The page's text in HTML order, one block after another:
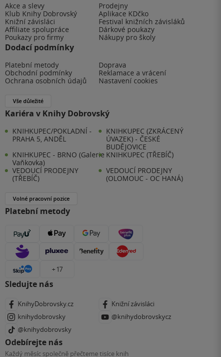
Akce a slevy
Prodejny
Klub Knihy Dobrovský
Aplikace KDčko
Knižní závisláci
Festival knižních závisláků
Affiliate spolupráce
Dárkové poukazy
Poukazy pro firmy
Nákupy pro školy
Dodací podmínky
Platební metody
Doprava
Obchodní podmínky
Reklamace a vrácení
Ochrana osobních údajů
Nastavení cookies
Vše důležité
Kariéra v Knihy Dobrovský
KNIHKUPEC/POKLADNÍ -
PRAHA 5, ANDĚL
KNIHKUPEC (ZKRÁCENÝ
ÚVAZEK) - ČESKÉ
BUDĚJOVICE
KNIHKUPEC - BRNO (Galerie
Vaňkovka)
KNIHKUPEC (TŘEBÍČ)
VEDOUCÍ PRODEJNY
(TŘEBÍČ)
VEDOUCÍ PRODEJNY
(OLOMOUC - OC HANÁ)
Volné pracovní pozice
Platební metody
+ 17
Sledujte nás
KnihyDobrovsky.cz
Knižní závisláci
knihydobrovsky
@knihydobrovskycz
@knihydobrovsky
Odebírejte nás
Každý měsíc společně přečteme tisíce knih